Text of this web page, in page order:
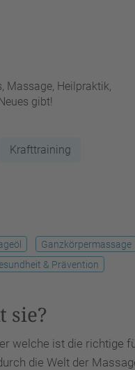
Massage, Heilpraktik,
gibt!
Krafttraining
Ganzkörpermassage
& Prävention
sie?
welche ist die richtige
die Welt der